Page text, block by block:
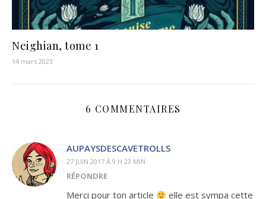
Neighian, tome 1
14 mars 2023
6 COMMENTAIRES
AUPAYSDESCAVETROLLS
27 JUIN 2017 À 9 H 23 MIN
RÉPONDRE
Merci pour ton article
elle est sympa cette